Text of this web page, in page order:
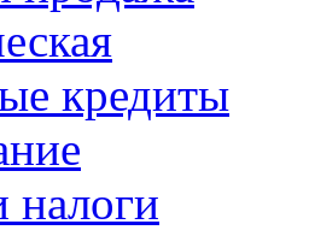
кредиты
налоги